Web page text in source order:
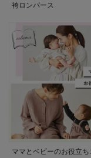
袴ロンパース
ママとベビーのお役立ち